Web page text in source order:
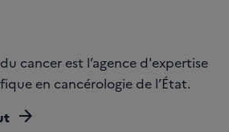
cancer est l’agence d'expertise
en cancérologie de l’État.
arrow_forward